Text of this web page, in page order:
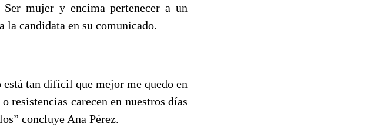
mujer y encima pertenecer a un
candidata en su comunicado.
está tan difícil que mejor me quedo en
resistencias carecen en nuestros días
concluye Ana Pérez.